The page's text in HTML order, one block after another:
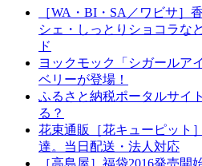
［WA・BI・SA／ワビサ］
シェ・しっとりショコラな
ド
ヨックモック「シガールア
ベリーが登場！
ふるさと納税ポータルサイ
る？
花束通販［花キューピット
達。当日配送・法人対応
［高島屋］福袋2016発売